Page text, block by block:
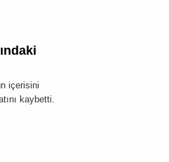
içerisini
kaybetti.